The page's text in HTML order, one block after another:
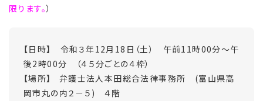
限ります。）
【日時】 令和３年12月18日（土） 午前11時00分～午
後2時00分 （４５分ごとの４枠）
【場所】 弁護士法人本田総合法律事務所 (富山県高
岡市丸の内２－５) ４階